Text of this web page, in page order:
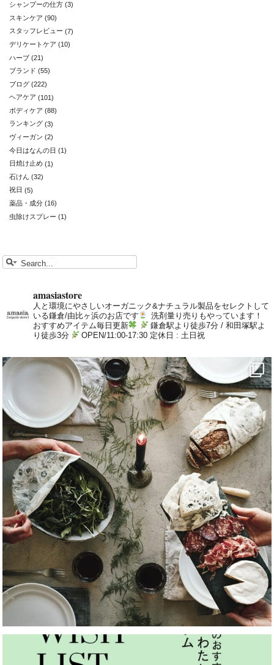
シャンプーの仕方 (3)
スキンケア (90)
スタッフレビュー (7)
デリケートケア (10)
ハーブ (21)
ブランド (55)
ブログ (222)
ヘアケア (101)
ボディケア (88)
ランキング (3)
ヴィーガン (2)
今日はなんの日 (1)
日焼け止め (1)
石けん (32)
祝日 (5)
薬品・成分 (16)
虫除けスプレー (1)
amasiastore
人と環境にやさしいオーガニック&ナチュラル製品をセレクトして
いる鎌倉/由比ヶ浜のお店です
洗剤量り売りもやっています！
おすすめアイテム毎日更新
鎌倉駅より徒歩7分 / 和田塚駅よ
り徒歩3分
OPEN/11:00-17:30 定休日 : 土日祝